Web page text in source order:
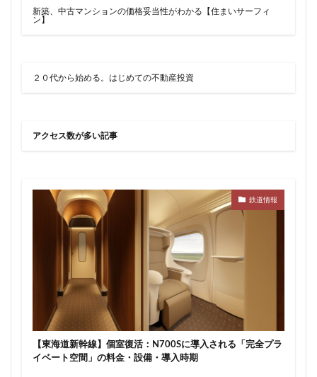
新築、中古マンションの価格妥当性がわかる【住まいサーフィ
ン】
２０代から始める。はじめての不動産投資
アクセス数が多い記事
鉄道情報
【東海道新幹線】個室復活：N700Sに導入される「完全プラ
イベート空間」の料金・設備・導入時期